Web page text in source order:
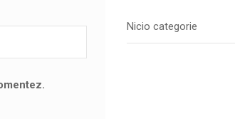
Nicio categorie